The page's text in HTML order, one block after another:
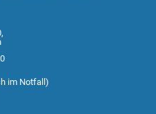
im Notfall)